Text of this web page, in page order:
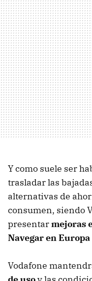
Y como suele ser
trasladar las
alternativas de
consumen, siendo
presentarmejoras
Navegar en Europa
Vodafone